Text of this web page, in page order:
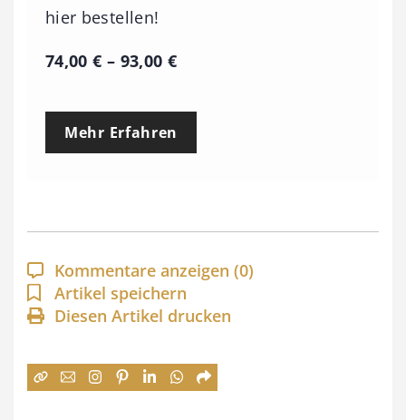
hier bestellen!
74,00€ – 93,00 €P
e
p
a
n
n
:
Mehr Erfahren
Kommentare anzeigen (0)
Artikel speichern
Diesen Artikel drucken